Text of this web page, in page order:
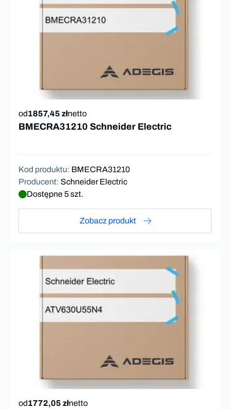
od1857,45 złnetto
BMECRA31210 Schneider Electric
Kod produktu: BMECRA31210
Producent: Schneider Electric
Dostępne 5 szt.
Zobacz produkt
od1772,05 złnetto